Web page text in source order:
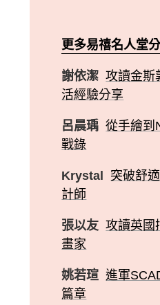
更多易禧名人堂
謝依潔 攻讀金斯
活經驗分享
呂晨瑀 從手繪到
戰錄
Krystal 突破舒
計師
張以友 攻讀英國
畫家
姚若瑄 進軍
篇章